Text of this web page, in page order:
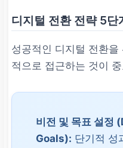
디지털 전환 전략 5단
성공적인 디지털 전환
적으로 접근하는 것이
비전 및 목표 설
Goals): 단기적 성